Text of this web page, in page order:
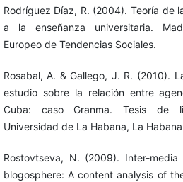
Rodríguez Díaz, R. (2004). Teoría de
a la enseñanza universitaria.
Europeo de Tendencias Sociales.
Rosabal, A. & Gallego, J. R. (2010).
estudio sobre la relación entre
Cuba: caso Granma. Tesis de
Universidad de La Habana, La
Rostovtseva, N. (2009). Inter-
blogosphere: A content analysis of